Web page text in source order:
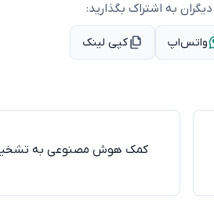
به اشتراک بگذارید:
واتس‌اپ کپی لینک
کمک هوش مصنوعی به